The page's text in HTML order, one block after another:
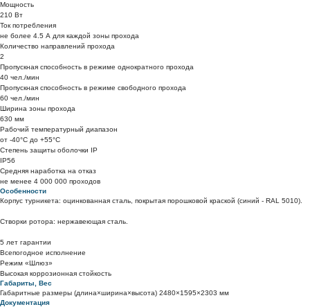
Мощность
210 Вт
Ток потребления
не более 4.5 А для каждой зоны прохода
Количество направлений прохода
2
Пропускная способность в режиме однократного прохода
40 чел./мин
Пропускная способность в режиме свободного прохода
60 чел./мин
Ширина зоны прохода
630 мм
Рабочий температурный диапазон
от -40°C до +55°C
Степень защиты оболочки IP
IP56
Средняя наработка на отказ
не менее 4 000 000 проходов
Особенности
Корпус турникета: оцинкованная сталь, покрытая порошковой краской (синий - RAL 5010).
Створки ротора: нержавеющая сталь.
5 лет гарантии
Всепогодное исполнение
Режим «Шлюз»
Высокая коррозионная стойкость
Габариты, Вес
Габаритные размеры (длина×ширина×высота) 2480×1595×2303 мм
Документация